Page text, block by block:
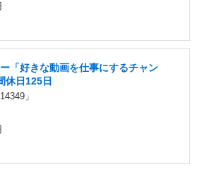
「好きな動画を仕事にするチャン
休日125日
」